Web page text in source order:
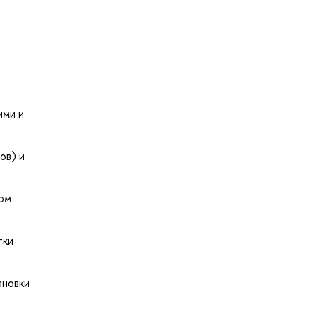
и
и